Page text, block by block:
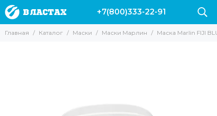
Маски +7(800)333-22-91
Главная Каталог Маски Маски Марлин Маска Marlin FIJI